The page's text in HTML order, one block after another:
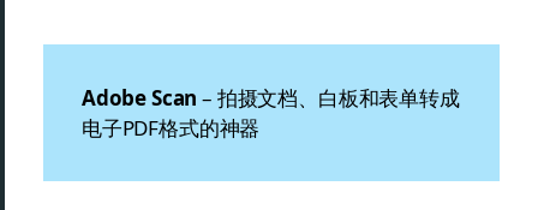
Adobe Scan – 拍摄文档、白板和表单转成
电子PDF格式的神器